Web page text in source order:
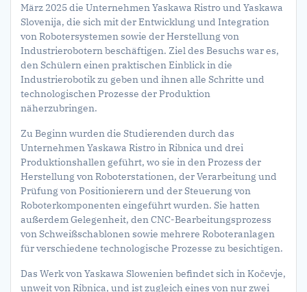
März 2025 die Unternehmen Yaskawa Ristro und Yaskawa
Slovenija, die sich mit der Entwicklung und Integration
von Robotersystemen sowie der Herstellung von
Industrierobotern beschäftigen. Ziel des Besuchs war es,
den Schülern einen praktischen Einblick in die
Industrierobotik zu geben und ihnen alle Schritte und
technologischen Prozesse der Produktion
näherzubringen.
Zu Beginn wurden die Studierenden durch das
Unternehmen Yaskawa Ristro in Ribnica und drei
Produktionshallen geführt, wo sie in den Prozess der
Herstellung von Roboterstationen, der Verarbeitung und
Prüfung von Positionierern und der Steuerung von
Roboterkomponenten eingeführt wurden. Sie hatten
außerdem Gelegenheit, den CNC-Bearbeitungsprozess
von Schweißschablonen sowie mehrere Roboteranlagen
für verschiedene technologische Prozesse zu besichtigen.
Das Werk von Yaskawa Slowenien befindet sich in Kočevje,
unweit von Ribnica, und ist zugleich eines von nur zwei